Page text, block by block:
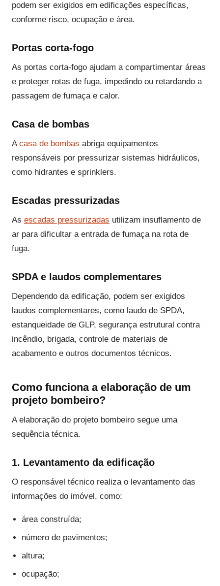
podem ser exigidos em edificações específicas,
conforme risco, ocupação e área.
Portas corta-fogo
As portas corta-fogo ajudam a compartimentar áreas
e proteger rotas de fuga, impedindo ou retardando a
passagem de fumaça e calor.
Casa de bombas
Acasa de bombas abriga equipamentos
responsáveis por pressurizar sistemas hidráulicos,
como hidrantes e sprinklers.
Escadas pressurizadas
As escadas pressurizadas utilizam insuflamento de
ar para dificultar a entrada de fumaça na rota de
fuga.
SPDA e laudos complementares
Dependendo da edificação, podem ser exigidos
laudos complementares, como laudo de SPDA,
estanqueidade de GLP, segurança estrutural contra
incêndio, brigada, controle de materiais de
acabamento e outros documentos técnicos.
Como funciona a elaboração de um
projeto bombeiro?
A elaboração do projeto bombeiro segue uma
sequência técnica.
1. Levantamento da edificação
O responsável técnico realiza o levantamento das
informações do imóvel, como:
área construída;
número de pavimentos;
altura;
ocupação;